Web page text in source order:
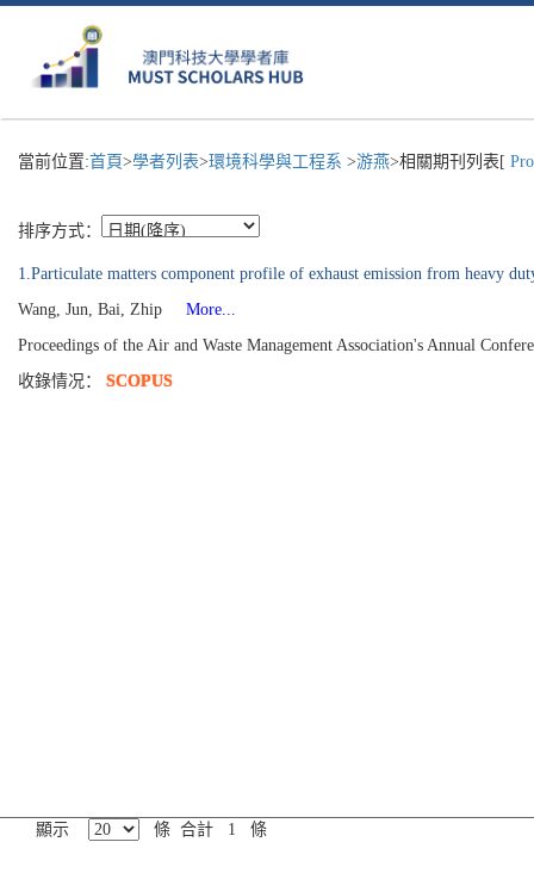
當前位置:首頁>學者列表>環境科學與工程系 >游燕>相關期刊列表[
排序方式：
1.Particulate matters component profile of exhaust emission from heavy
Wang, Jun, Bai, Zhip
More...
Proceedings of the Air and Waste Management Association's Annual
收錄情况： SCOPUS
顯示 條 合計 1 條